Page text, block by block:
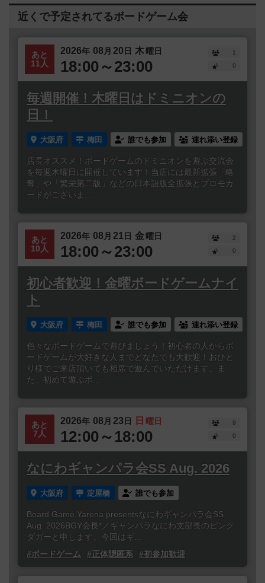
近くで予定されてるボードゲーム会
あと
11人
2026年 08 月 20日 木曜日
18:00～23:00
1
0
毎週開催！木曜日はドミニオンの
日！
大阪府 梅田 誰でも参加 連れ添い登録
店長オススメ！ボードゲームのドミニオンを遊ぶ交流会
を毎週木曜日に開催しています！当店には最新拡張「略
奪」や「繁栄第二版」などの日本語版全拡張とプロモカ
ードがございま...
あと
10人
2026年 08 月 21日 金曜日
18:00～23:00
2
0
初心者歓迎！金曜ボードゲームナイ
ト
大阪府 梅田 誰でも参加 連れ添い登録
色々なボードゲームで遊びましょう！初心者の人からボ
ードゲームが大好きな人までどなたでも大歓迎！おひと
り様でご来店頂いても相席で遊んでいただけます。ま
た、初めて遊ぶボ...
あと
7人
2026年 08 月 23日 日 曜日
12:00～18:00
9
0
なにわギャンパラ会SS Aug. 2026
大阪府 淀屋橋 誰でも参加
Board Game Yarena presentsなにわギャンパラ会SS
Aug. 2026BGY会長*／ギャンパラなにわ支部長のピンク
ダガーと申します。今回はギ...
#ボードゲーム
#正体隠匿系 #初参加歓迎